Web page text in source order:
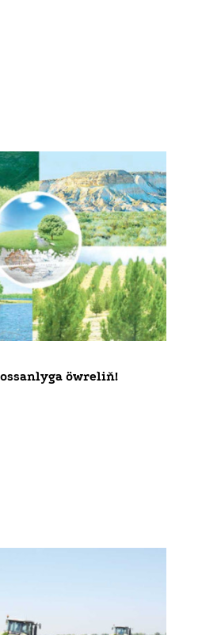
öwreliň!